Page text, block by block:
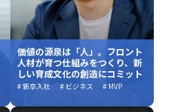
価値の源泉は「人」。フロント
人材が育つ仕組みをつくり、新
しい育成文化の創造にコミット
# 新卒入社 # ビジネス # MVP